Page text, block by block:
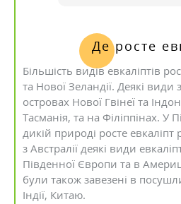
Де росте
Більшість видів евкаліптів
та Нової Зеландії. Деякі види
островах Нової Гвінеї та
Тасманія, та на Філіппінах. У
дикій природі росте
з Австралії деякі види
Південної Європи та в
були також завезені в
Індії, Китаю.